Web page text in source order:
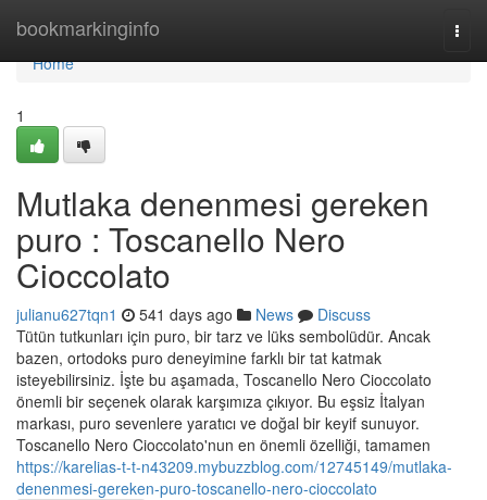
bookmarkinginfo
Home
Home
1
Mutlaka denenmesi gereken
puro : Toscanello Nero
Cioccolato
julianu627tqn1 541 days ago News
Discuss
Tütün tutkunları için puro, bir tarz ve lüks sembolüdür. Ancak
bazen, ortodoks puro deneyimine farklı bir tat katmak
isteyebilirsiniz. İşte bu aşamada, Toscanello Nero Cioccolato
önemli bir seçenek olarak karşımıza çıkıyor. Bu eşsiz İtalyan
markası, puro sevenlere yaratıcı ve doğal bir keyif sunuyor.
Toscanello Nero Cioccolato'nun en önemli özelliği, tamamen
https://karelias-t-t-n43209.mybuzzblog.com/12745149/mutlaka-
denenmesi-gereken-puro-toscanello-nero-cioccolato